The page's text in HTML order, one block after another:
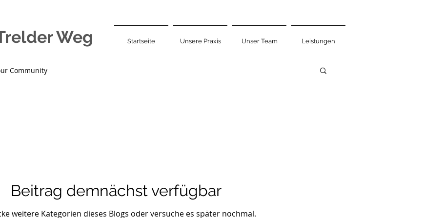
Weg Startseite Unsere Praxis Unser Team Leistungen
Community
Beitrag demnächst verfügbar
weitere Kategorien dieses Blogs oder versuche es später nochmal.